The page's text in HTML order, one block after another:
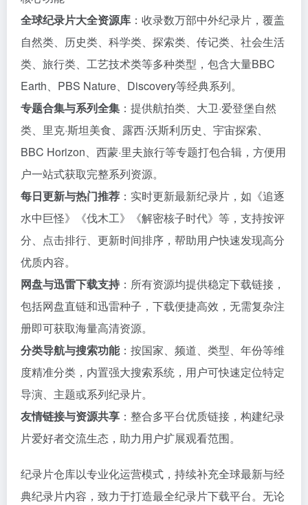
全球纪录片大全资源库 ：收录数万部中外纪录片，覆盖
自然类、历史类、科学类、探索类、传记类、社会生活
类、旅行类、工艺技术类等多种类型，包含大量BBC
Earth、PBS Nature、Discovery等经典系列。
专题合集与系列全集 ：提供航拍类、大卫·爱登堡自然
类、里克·斯坦美食、露西·沃斯利历史、宇宙探索、
BBC Horizon、西蒙·里夫旅行等专题打包合辑，方便用
户一站式获取完整系列资源。
每日更新与热门推荐 ：实时更新最新纪录片，如《追逐
水中巨怪》《伐木工》《解密核子时代》等，支持按评
分、点击排行、更新时间排序，帮助用户快速发现高分
优质内容。
网盘与迅雷下载支持 ：所有资源均提供稳定下载链接，
包括网盘直链和迅雷种子，下载便捷高效，无需复杂注
册即可获取海量高清资源。
分类导航与搜索功能：按国家、频道、类型、年份等维
度精准分类，内置强大搜索系统，用户可快速定位特定
导演、主题或系列纪录片。
友情链接与资源共享 ：整合多平台优质链接，构建纪录
片爱好者交流生态，助力用户扩展观看范围。
纪录片仓库以专业化运营模式，持续补充全球最新与经
典纪录片内容，致力于打造最全纪录片下载平台。无论